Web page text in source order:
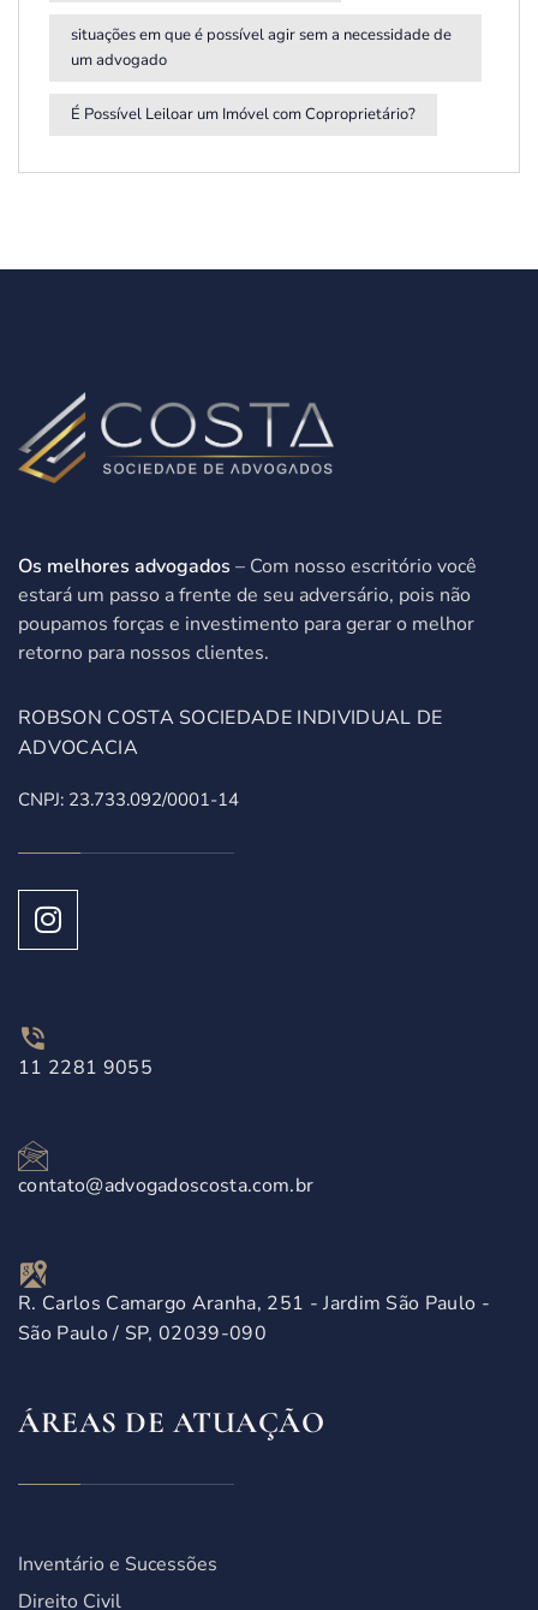
situações em que é possível agir sem a necessidade de
um advogado
É Possível Leiloar um Imóvel com Coproprietário?
Os melhores advogados – Com nosso escritório você
estará um passo a frente de seu adversário, pois não
poupamos forças e investimento para gerar o melhor
retorno para nossos clientes.
ROBSON COSTA SOCIEDADE INDIVIDUAL DE
ADVOCACIA
CNPJ: 23.733.092/0001-14
11 2281 9055
contato@advogadoscosta.com.br
R. Carlos Camargo Aranha, 251 - Jardim São Paulo -
São Paulo / SP, 02039-090
ÁREAS DE ATUAÇÃO
Inventário e Sucessões
Direito Civil